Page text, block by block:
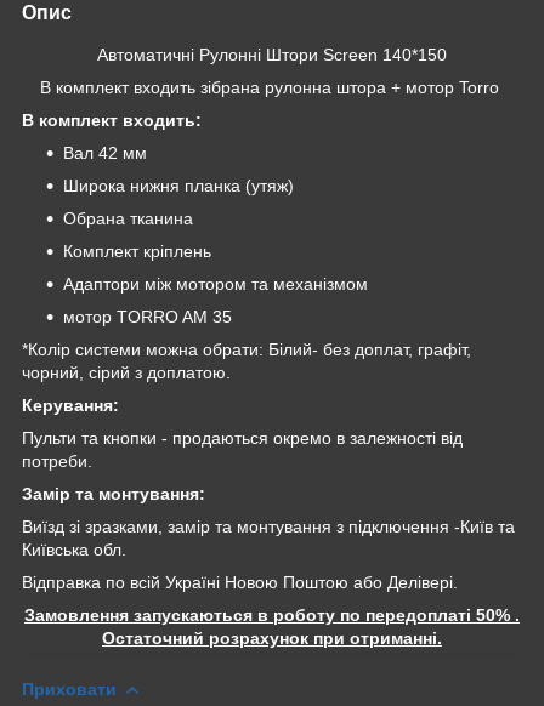
Опис
Автоматичні Рулонні Штори Screen 140*150
В комплект входить зібрана рулонна штора + мотор Torro
В комплект входить:
Вал 42 мм
Широка нижня планка (утяж)
Обрана тканина
Комплект кріплень
Адаптори між мотором та механізмом
мотор TORRO AM 35
*Колір системи можна обрати: Білий- без доплат, графіт,
чорний, сірий з доплатою.
Керування:
Пульти та кнопки - продаються окремо в залежності від
потреби.
Замір та монтування:
Виїзд зі зразками, замір та монтування з підключення -Київ та
Київська обл.
Відправка по всій Україні Новою Поштою або Делівері.
Замовлення запускаються в роботу по передоплаті 50% .
Остаточний розрахунок при отриманні.
Приховати